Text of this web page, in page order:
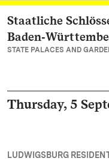
Navigate to main
Staatliche
STATE PALACES AND
Thursday, 5
LUDWIGSBURG